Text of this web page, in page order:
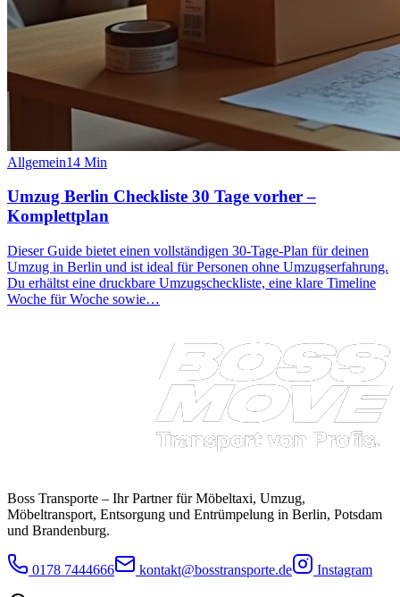
Allgemein14 Min
Umzug Berlin Checkliste 30 Tage vorher –
Komplettplan
Dieser Guide bietet einen vollständigen 30‑Tage‑Plan für deinen
Umzug in Berlin und ist ideal für Personen ohne Umzugserfahrung.
Du erhältst eine druckbare Umzugscheckliste, eine klare Timeline
Woche für Woche sowie…
Boss Transporte – Ihr Partner für Möbeltaxi, Umzug,
Möbeltransport, Entsorgung und Entrümpelung in Berlin, Potsdam
und Brandenburg.
0178 7444666 kontakt@bosstransporte.de Instagram